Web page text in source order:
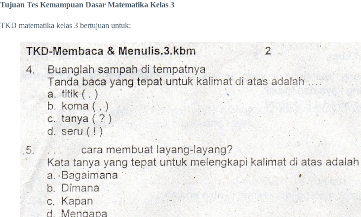
Tujuan Tes Kemampuan Dasar Matematika Kelas 3
TKD matematika kelas 3 bertujuan untuk: